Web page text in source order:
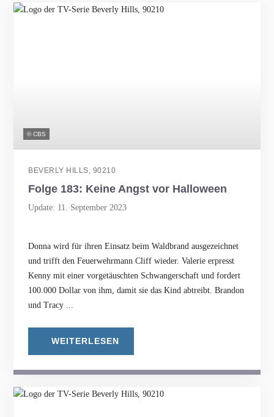
© CBS
BEVERLY HILLS, 90210
Folge 183: Keine Angst vor Halloween
Update: 11. September 2023
Donna wird für ihren Einsatz beim Waldbrand ausgezeichnet
und trifft den Feuerwehrmann Cliff wieder. Valerie erpresst
Kenny mit einer vorgetäuschten Schwangerschaft und fordert
100.000 Dollar von ihm, damit sie das Kind abtreibt. Brandon
und Tracy ...
WEITERLESEN